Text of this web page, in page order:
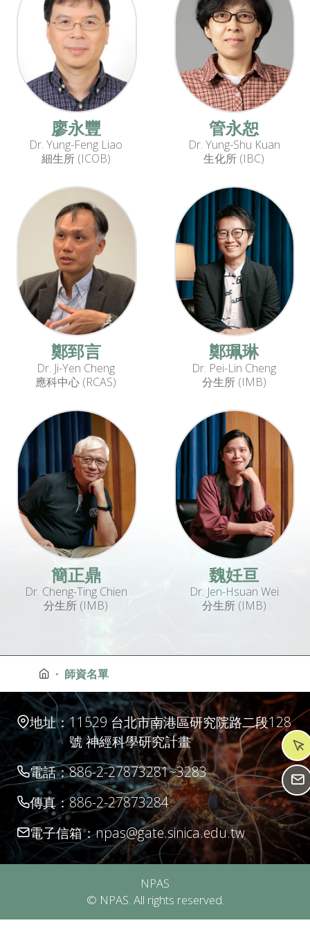
廖永豐
Dr. Yung-Feng Liao
細生所 (ICOB)
管永恕
Dr. Yung-Shu Kuan
生化所 (IBC)
鄭郅言
Dr. Ji-Yen Cheng
應科中心 (RCAS)
鄭珮琳
Dr. Pei-Lin Cheng
分生所 (IMB)
簡正鼎
Dr. Cheng-Ting Chien
分生所 (IMB)
魏妊亘
Dr. Jen-Hsuan Wei
分生所 (IMB)
師資名單
地址：11529 台北市南港區研究院路二段128
號 神經科學研究計畫
電話：886-2-27873281~3283
傳真：886-2-27873284
電子信箱：npas@gate.sinica.edu.tw
NPAS
© NPAS. All rights reserved.